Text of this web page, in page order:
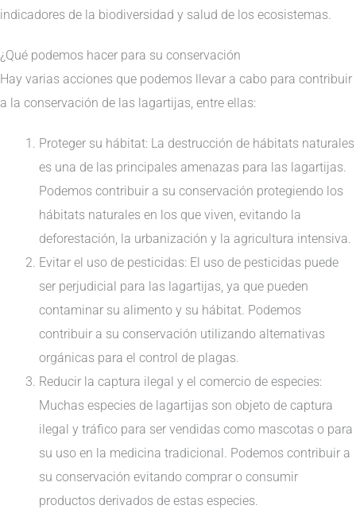
indicadores de la biodiversidad y salud de los ecosistemas.
¿Qué podemos hacer para su conservación
Hay varias acciones que podemos llevar a cabo para contribuir
a la conservación de las lagartijas, entre ellas:
Proteger su hábitat: La destrucción de hábitats naturales
es una de las principales amenazas para las lagartijas.
Podemos contribuir a su conservación protegiendo los
hábitats naturales en los que viven, evitando la
deforestación, la urbanización y la agricultura intensiva.
Evitar el uso de pesticidas: El uso de pesticidas puede
ser perjudicial para las lagartijas, ya que pueden
contaminar su alimento y su hábitat. Podemos
contribuir a su conservación utilizando alternativas
orgánicas para el control de plagas.
Reducir la captura ilegal y el comercio de especies:
Muchas especies de lagartijas son objeto de captura
ilegal y tráfico para ser vendidas como mascotas o para
su uso en la medicina tradicional. Podemos contribuir a
su conservación evitando comprar o consumir
productos derivados de estas especies.